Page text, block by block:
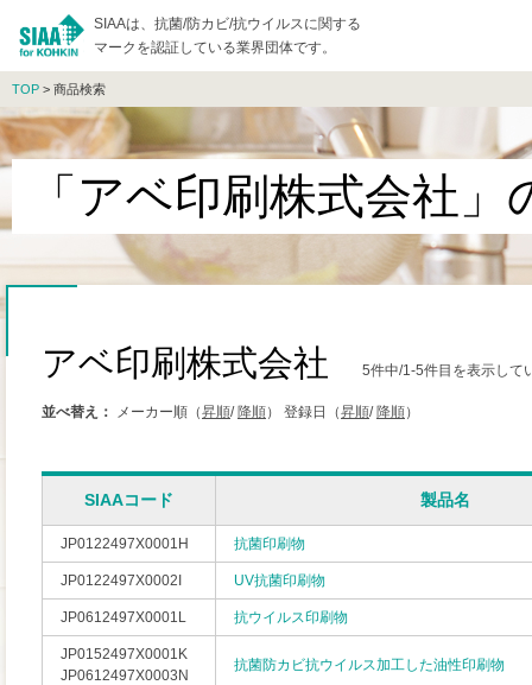
SIAAは、抗菌/防カビ/抗ウイルスに関する
マークを認証している業界団体です。
TOP > 商品検索
「アベ印刷株式会社」
アベ印刷株式会社 5件中/1-5件目を表示して
並べ替え： メーカー順（昇順/ 降順） 登録日（昇順/ 降順）
SIAAコード 製品名
JP0122497X0001H 抗菌印刷物
JP0122497X0002I UV抗菌印刷物
JP0612497X0001L 抗ウイルス印刷物
JP0152497X0001K
JP0612497X0003N
抗菌防カビ抗ウイルス加工した油性印刷物